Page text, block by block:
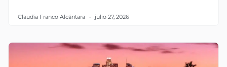
Claudia Franco Alcántara julio 27, 2026